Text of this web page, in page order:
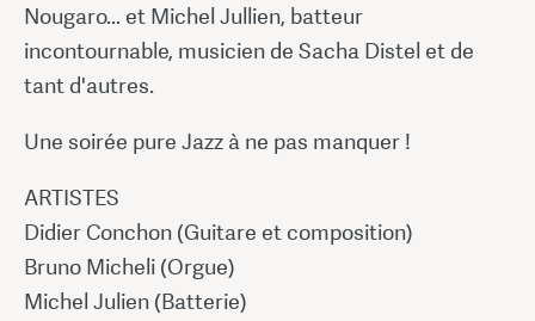
Nougaro... et Michel Jullien, batteur
incontournable, musicien de Sacha Distel et de
tant d'autres.
Une soirée pure Jazz à ne pas manquer !
ARTISTES
Didier Conchon (Guitare et composition)
Bruno Micheli (Orgue)
Michel Julien (Batterie)